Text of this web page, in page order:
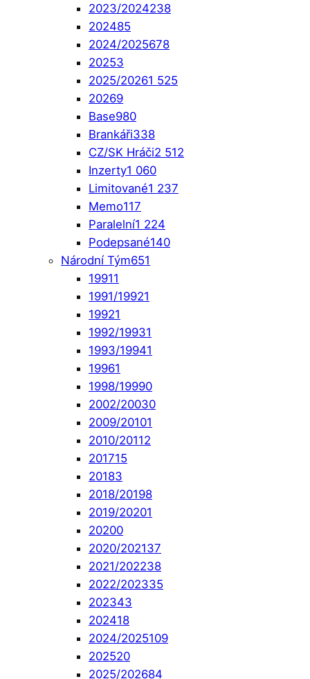
2023/2024238
202485
2024/2025678
20253
2025/20261 525
20269
Base980
Brankáři338
CZ/SK Hráči2 512
Inzerty1 060
Limitované1 237
Memo117
Paralelní1 224
Podepsané140
Národní Tým651
19911
1991/19921
19921
1992/19931
1993/19941
19961
1998/19990
2002/20030
2009/20101
2010/20112
201715
20183
2018/20198
2019/20201
20200
2020/202137
2021/202238
2022/202335
202343
202418
2024/2025109
202520
2025/202684